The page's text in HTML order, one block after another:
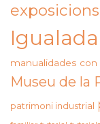
Igualada
manualidades con
Museu de la
patrimoni industrial